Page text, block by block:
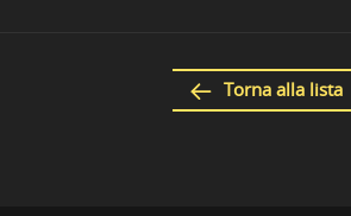
Torna alla lista